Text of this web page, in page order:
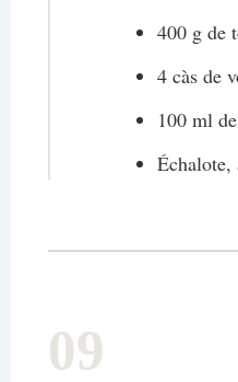
400 g de
4 càs de
100 ml
Échalote,
09